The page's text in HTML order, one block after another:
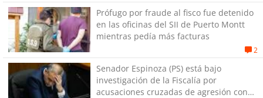
Prófugo por fraude al fisco fue detenido
en las oficinas del SII de Puerto Montt
mientras pedía más facturas
2
Senador Espinoza (PS) está bajo
investigación de la Fiscalía por
acusaciones cruzadas de agresión con